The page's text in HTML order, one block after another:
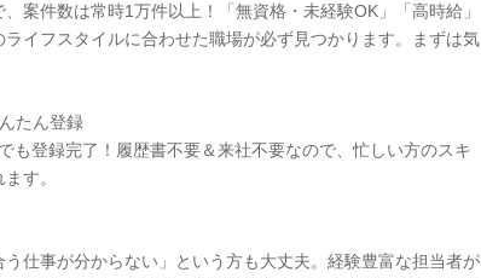
案件数は常時1万件以上！「無資格・未経験OK」「高時給」
ライフスタイルに合わせた職場が必ず見つかります。まずは気
たん登録
も登録完了！履歴書不要＆来社不要なので、忙しい方のスキ
す。
う仕事が分からない」という方も大丈夫。経験豊富な担当者が